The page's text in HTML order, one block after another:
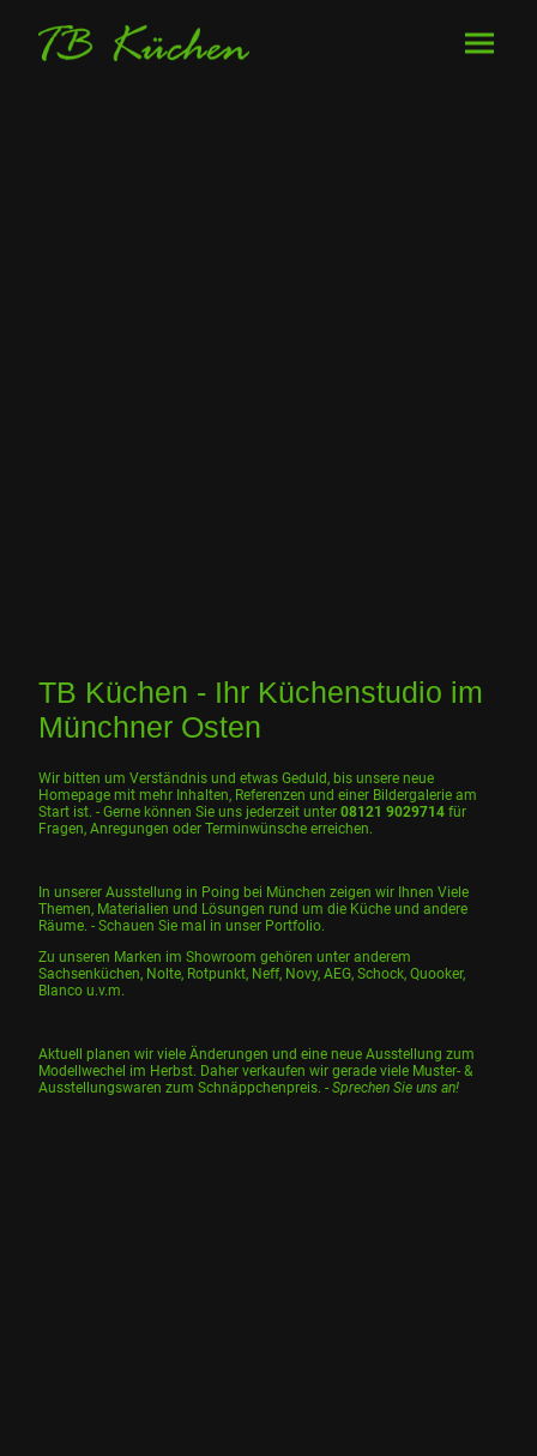
TB Küchen - Ihr Küchenstudio im
Münchner Osten
Wir bitten um Verständnis und etwas Geduld, bis unsere neue
Homepage mit mehr Inhalten, Referenzen und einer Bildergalerie am
Start ist. - Gerne können Sie uns jederzeit unter 08121 9029714 für
Fragen, Anregungen oder Terminwünsche erreichen.
In unserer Ausstellung in Poing bei München zeigen wir Ihnen Viele
Themen, Materialien und Lösungen rund um die Küche und andere
Räume. - Schauen Sie mal in unser Portfolio.
Zu unseren Marken im Showroom gehören unter anderem
Sachsenküchen, Nolte, Rotpunkt, Neff, Novy, AEG, Schock, Quooker,
Blanco u.v.m.
Aktuell planen wir viele Änderungen und eine neue Ausstellung zum
Modellwechel im Herbst. Daher verkaufen wir gerade viele Muster- &
Ausstellungswaren zum Schnäppchenpreis. - Sprechen Sie uns an!